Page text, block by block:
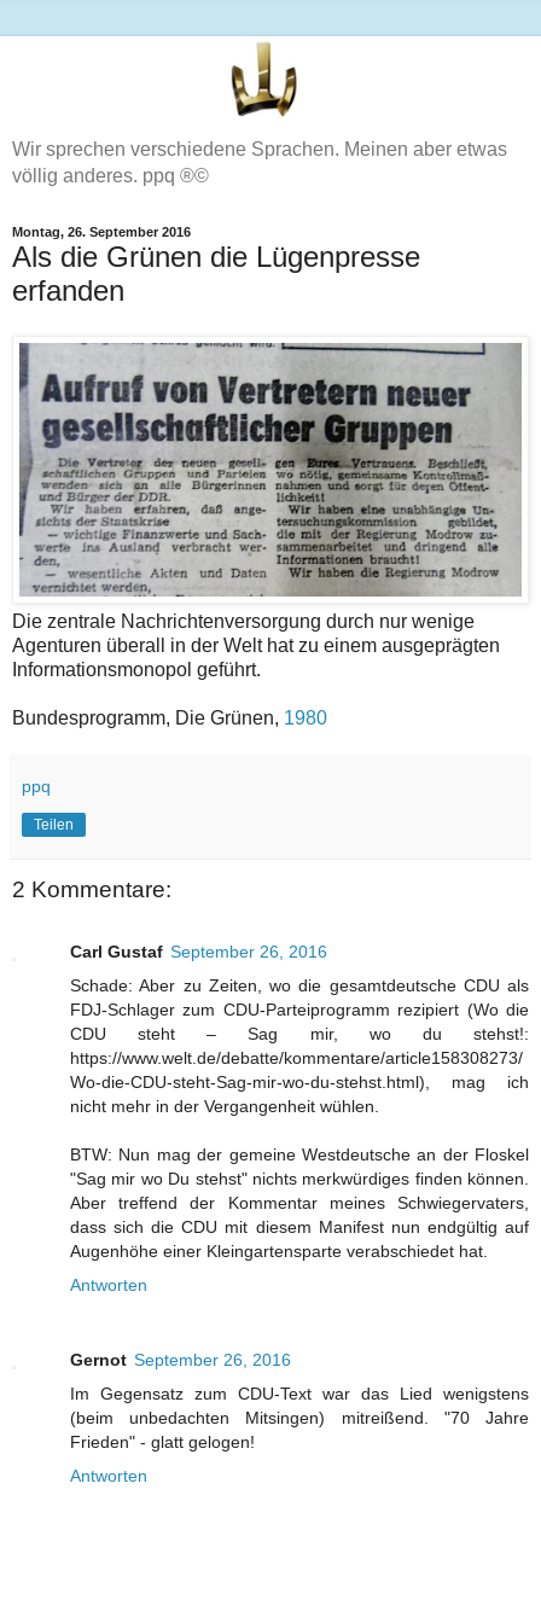
Wir sprechen verschiedene Sprachen. Meinen aber etwas
völlig anderes. ppq ®©
Montag, 26. September 2016
Als die Grünen die Lügenpresse
erfanden
Die zentrale Nachrichtenversorgung durch nur wenige
Agenturen überall in der Welt hat zu einem ausgeprägten
Informationsmonopol geführt.
Bundesprogramm, Die Grünen, 1980
ppq
Teilen
2 Kommentare:
Carl Gustaf September 26, 2016
Schade: Aber zu Zeiten, wo die gesamtdeutsche CDU als
FDJ-Schlager zum CDU-Parteiprogramm rezipiert (Wo die
CDU steht – Sag mir, wo du stehst!:
https://www.welt.de/debatte/kommentare/article158308273/
Wo-die-CDU-steht-Sag-mir-wo-du-stehst.html), mag ich
nicht mehr in der Vergangenheit wühlen.
BTW: Nun mag der gemeine Westdeutsche an der Floskel
"Sag mir wo Du stehst" nichts merkwürdiges finden können.
Aber treffend der Kommentar meines Schwiegervaters,
dass sich die CDU mit diesem Manifest nun endgültig auf
Augenhöhe einer Kleingartensparte verabschiedet hat.
Antworten
Gernot September 26, 2016
Im Gegensatz zum CDU-Text war das Lied wenigstens
(beim unbedachten Mitsingen) mitreißend. "70 Jahre
Frieden" - glatt gelogen!
Antworten